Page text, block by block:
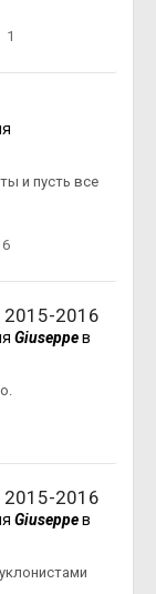
1
и пусть все
6
2015-2016
Giuseppeв
2015-2016
Giuseppeв